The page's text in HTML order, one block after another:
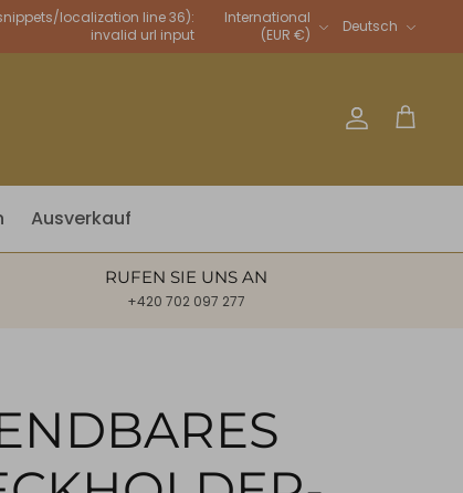
localization line 36):
invalid url input
International
(EUR €)
Deutsch
AccountWarenkorb
Ausverkauf
RUFEN SIE UNS AN
+420 702 097 277